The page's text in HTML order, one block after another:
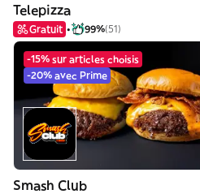
Telepizza
Gratuit 99%(51)
-15% sur articles choisis
-20% avec Prime
Smash Club